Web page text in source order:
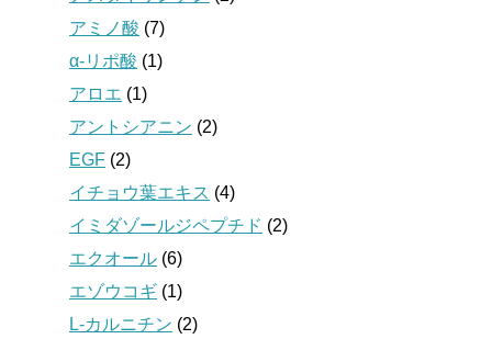
アミノ酸 (7)
α-リポ酸 (1)
アロエ (1)
アントシアニン (2)
EGF (2)
イチョウ葉エキス (4)
イミダゾールジペプチド (2)
エクオール (6)
エゾウコギ (1)
L-カルニチン (2)